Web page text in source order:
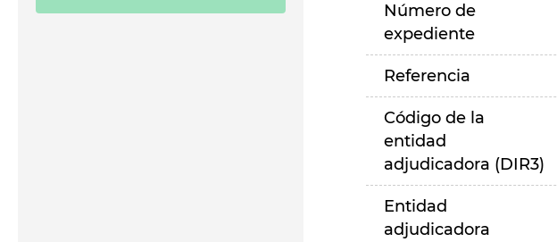
Número de
expediente
Referencia
Código de la
entidad
adjudicadora (DIR3)
Entidad
adjudicadora